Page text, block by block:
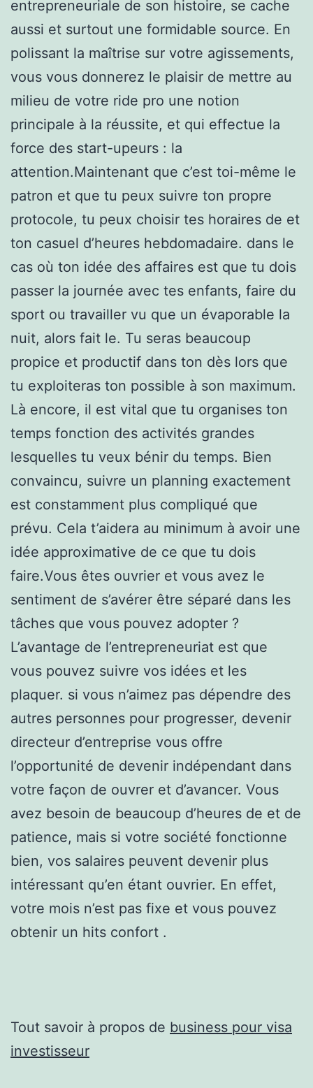
entrepreneuriale de son histoire, se cache
aussi et surtout une formidable source. En
polissant la maîtrise sur votre agissements,
vous vous donnerez le plaisir de mettre au
milieu de votre ride pro une notion
principale à la réussite, et qui effectue la
force des start-upeurs : la
attention.Maintenant que c’est toi-même le
patron et que tu peux suivre ton propre
protocole, tu peux choisir tes horaires de et
ton casuel d’heures hebdomadaire. dans le
cas où ton idée des affaires est que tu dois
passer la journée avec tes enfants, faire du
sport ou travailler vu que un évaporable la
nuit, alors fait le. Tu seras beaucoup
propice et productif dans ton dès lors que
tu exploiteras ton possible à son maximum.
Là encore, il est vital que tu organises ton
temps fonction des activités grandes
lesquelles tu veux bénir du temps. Bien
convaincu, suivre un planning exactement
est constamment plus compliqué que
prévu. Cela t’aidera au minimum à avoir une
idée approximative de ce que tu dois
faire.Vous êtes ouvrier et vous avez le
sentiment de s’avérer être séparé dans les
tâches que vous pouvez adopter ?
L’avantage de l’entrepreneuriat est que
vous pouvez suivre vos idées et les
plaquer. si vous n’aimez pas dépendre des
autres personnes pour progresser, devenir
directeur d’entreprise vous offre
l’opportunité de devenir indépendant dans
votre façon de ouvrer et d’avancer. Vous
avez besoin de beaucoup d’heures de et de
patience, mais si votre société fonctionne
bien, vos salaires peuvent devenir plus
intéressant qu’en étant ouvrier. En effet,
votre mois n’est pas fixe et vous pouvez
obtenir un hits confort .
Tout savoir à propos de business pour visa
investisseur